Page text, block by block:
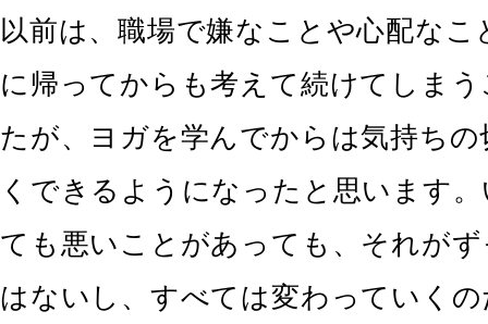
以前は、職場で嫌なことや心配なこ
に帰ってからも考えて続けてしま
たが、ヨガを学んでからは気持ち
くできるようになったと思います
ても悪いことがあっても、それが
はないし、すべては変わっていく